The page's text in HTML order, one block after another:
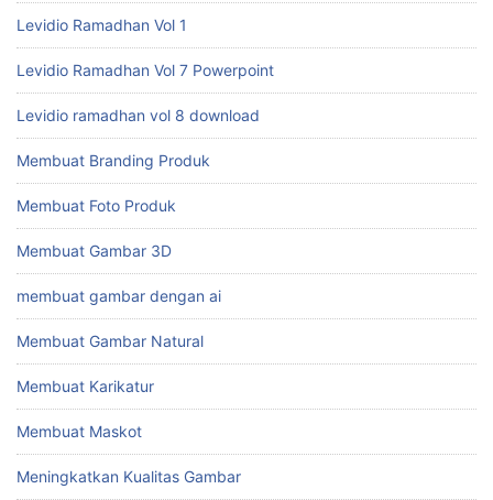
Levidio Ramadhan Vol 1
Levidio Ramadhan Vol 7 Powerpoint
Levidio ramadhan vol 8 download
Membuat Branding Produk
Membuat Foto Produk
Membuat Gambar 3D
membuat gambar dengan ai
Membuat Gambar Natural
Membuat Karikatur
Membuat Maskot
Meningkatkan Kualitas Gambar